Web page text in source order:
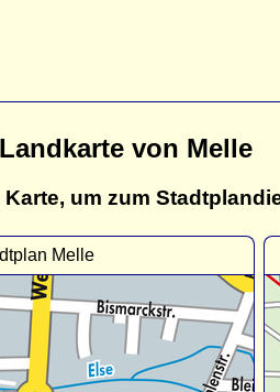
von Melle
um zum
Melle